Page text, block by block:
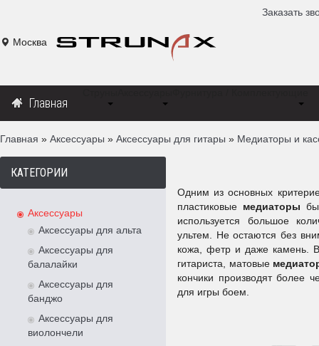
Москва
Главная
Главная » Аксессуары » Аксессуары для гитары » Медиаторы и
КАТЕГОРИИ
Аксессуары
Аксессуары для альта
Аксессуары для
балалайки
Аксессуары для
банджо
Аксессуары для
виолончели
Одним из основных
пластиковые медиаторы
используется большое
ультем. Не остаются без
кожа, фетр и даже камень.
гитариста, матовые
кончики производят более
для игры боем.